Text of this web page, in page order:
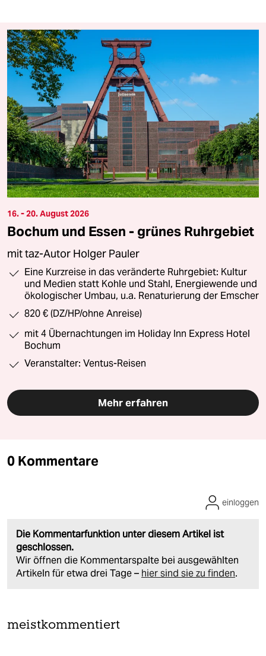
16. - 20. August 2026
Bochum und Essen - grünes Ruhrgebiet
mit taz-Autor Holger Pauler
Eine Kurzreise in das veränderte Ruhrgebiet: Kultur
und Medien statt Kohle und Stahl, Energiewende und
ökologischer Umbau, u.a. Renaturierung der Emscher
820 € (DZ/HP/ohne Anreise)
mit 4 Übernachtungen im Holiday Inn Express Hotel
Bochum
Veranstalter: Ventus-Reisen
Mehr erfahren
0 Kommentare
Die Kommentarfunktion unter diesem Artikel ist
geschlossen.
Wir öffnen die Kommentarspalte bei ausgewählten
Artikeln für etwa drei Tage – hier sind sie zu finden.
einloggen
meistkommentiert